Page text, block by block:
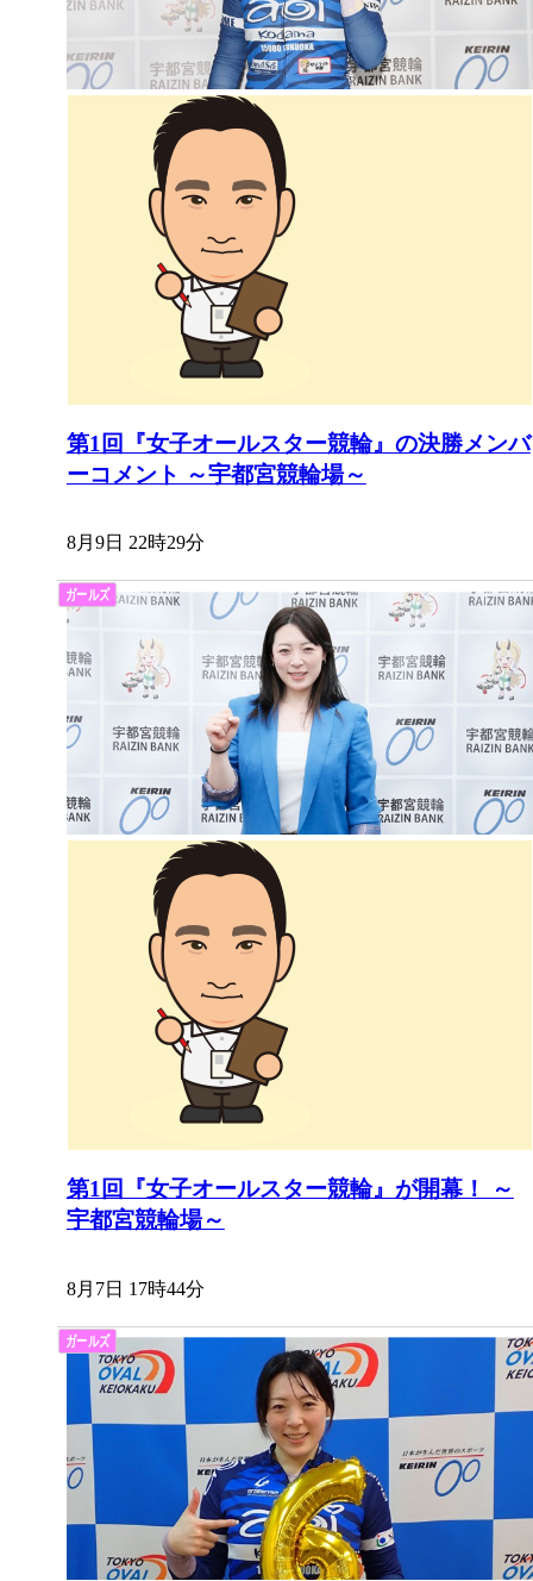
第1回『女子オールスター競輪』の決勝メンバ
ーコメント ～宇都宮競輪場～
8月9日 22時29分
第1回『女子オールスター競輪』が開幕！ ～
宇都宮競輪場～
8月7日 17時44分